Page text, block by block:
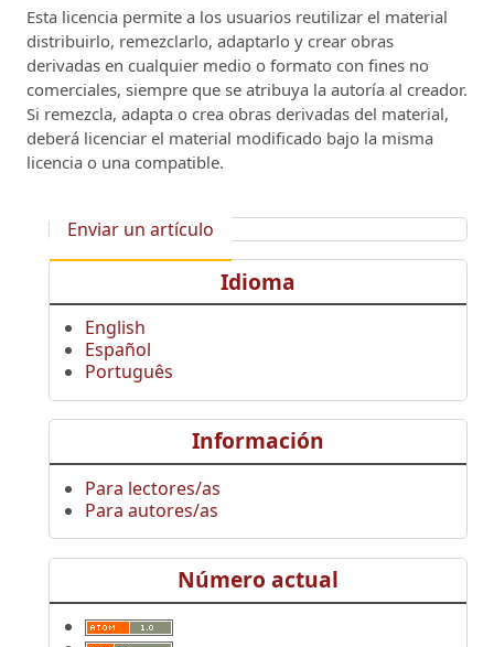
Esta licencia permite a los usuarios reutilizar el material
distribuirlo, remezclarlo, adaptarlo y crear obras
derivadas en cualquier medio o formato con fines no
comerciales, siempre que se atribuya la autoría al creador.
Si remezcla, adapta o crea obras derivadas del material,
deberá licenciar el material modificado bajo la misma
licencia o una compatible.
Enviar un artículo
Idioma
English
Español
Português
Información
Para lectores/as
Para autores/as
Número actual